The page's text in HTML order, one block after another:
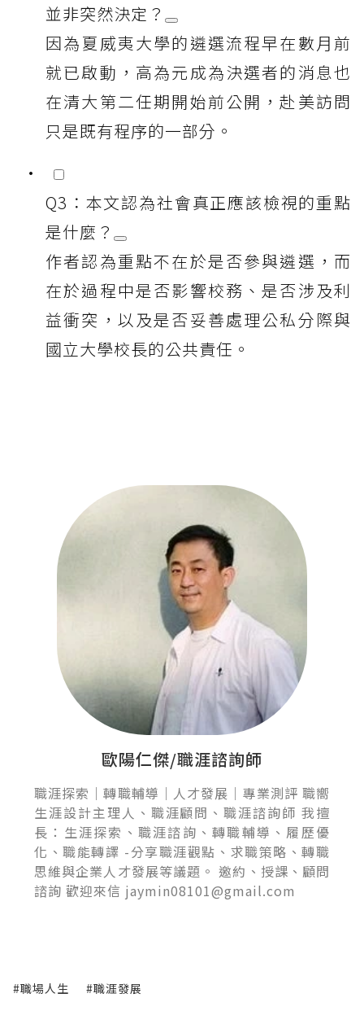
並非突然決定？
因為夏威夷大學的遴選流程早在數月前
就已啟動，高為元成為決選者的消息也
在清大第二任期開始前公開，赴美訪問
只是既有程序的一部分。
Q3：本文認為社會真正應該檢視的重點
是什麼？
作者認為重點不在於是否參與遴選，而
在於過程中是否影響校務、是否涉及利
益衝突，以及是否妥善處理公私分際與
國立大學校長的公共責任。
歐陽仁傑/職涯諮詢師
職涯探索｜轉職輔導｜人才發展｜專業測評 職嚮
生涯設計主理人、職涯顧問、職涯諮詢師 我擅
長：生涯探索、職涯諮詢、轉職輔導、履歷優
化、職能轉譯 -分享職涯觀點、求職策略、轉職
思維與企業人才發展等議題。 邀約、授課、顧問
諮詢 歡迎來信 jaymin08101@gmail.com
#職場人生 #職涯發展